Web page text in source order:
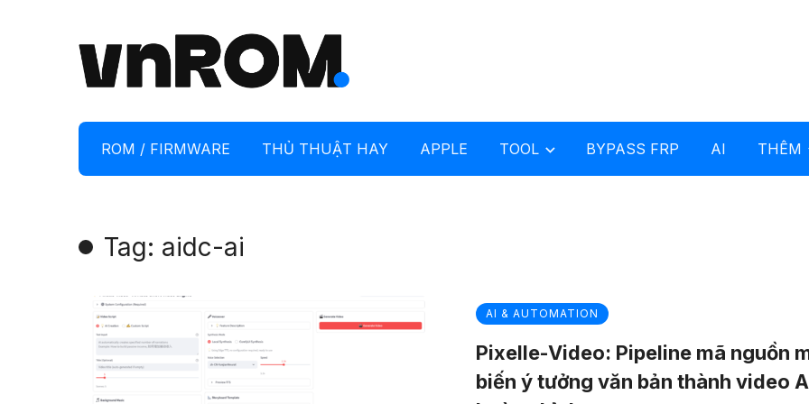
ROM / FIRMWARE THỦ THUẬT HAY APPLE TOOL BYPASS FRP AI THÊM
Tag: aidc-ai
AI & AUTOMATION
Pixelle-Video: Pipeline mã nguồn
biến ý tưởng văn bản thành video